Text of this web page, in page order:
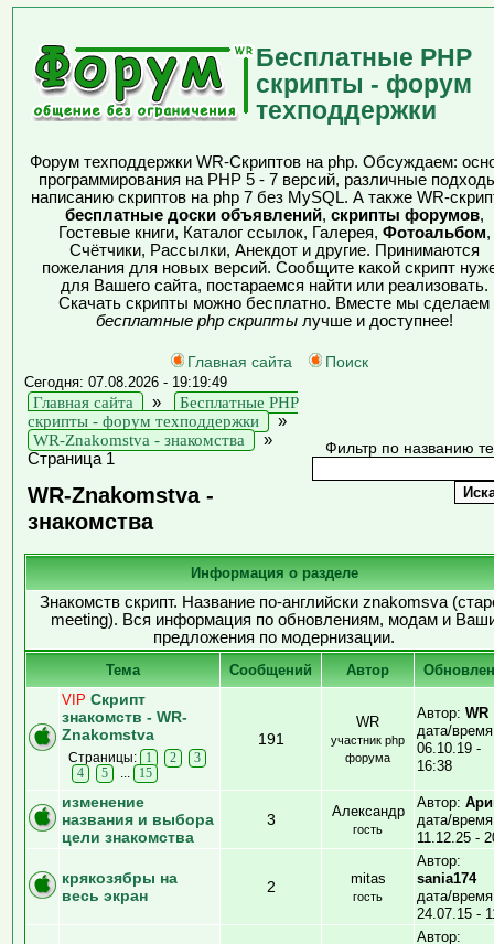
Бесплатные PHP
скрипты - форум
техподдержки
Форум техподдержки WR-Скриптов на php. Обсуждаем:
программирования на PHP 5 - 7 версий, различные
написанию скриптов на php 7 без MySQL. А также WR-
бесплатные доски объявлений, скрипты форумов,
Гостевые книги, Каталог ссылок, Галерея, Фотоальбом,
Счётчики, Рассылки, Анекдот и другие. Принимаются
пожелания для новых версий. Сообщите какой скрипт
для Вашего сайта, постараемся найти или реализовать.
Скачать скрипты можно бесплатно. Вместе мы сделаем
бесплатные php скриптылучше и доступнее!
Главная сайта Поиск
Сегодня: 07.08.2026 - 19:19:49
Главная сайта »
Бесплатные PHP
скрипты - форум техподдержки
»
WR-Znakomstva - знакомства
»
Страница 1
WR-Znakomstva -
знакомства
Фильтр по названию
Информация о разделе
Знакомств скрипт. Название по-английски znakomsva
meeting). Вся информация по обновлениям, модам и
предложения по модернизации.
Тема Cообщений Автор
VIP Скрипт
знакомств - WR-
Znakomstva
Страницы: 1 2
3
4
5 15
191
WR
участник php
форума
Автор: WR
дата/
06.10.19 -
16:38
изменение
названия и выбора
цели знакомства
3 Александр
гость
Автор:
дата/
11.12.25 -
крякозябры на
весь экран
2 mitas
гость
Автор:
sania174
дата/
24.07.15 -
Автор: